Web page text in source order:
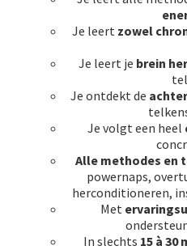
Je leert zowel
Je leert je brein
Je ontdekt de
Je volgt een heel
Alle methodes en
powernaps,
herconditioneren,
Met
In slechts 15 à 30